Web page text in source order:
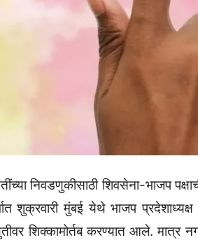
निवडणुकीसाठी शिवसेना-भाजप
शुक्रवारी मुंबई येथे भाजप प्रदेशाध्यक्ष
शिक्कामोर्तब करण्यात आले. मात्र